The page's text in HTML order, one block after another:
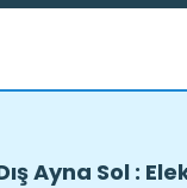
Ayna Sol :